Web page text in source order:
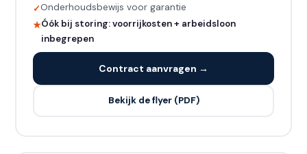
Onderhoudsbewijs voor garantie
Óók bij storing: voorrijkosten + arbeidsloon
inbegrepen
Contract aanvragen →
Bekijk de flyer (PDF)